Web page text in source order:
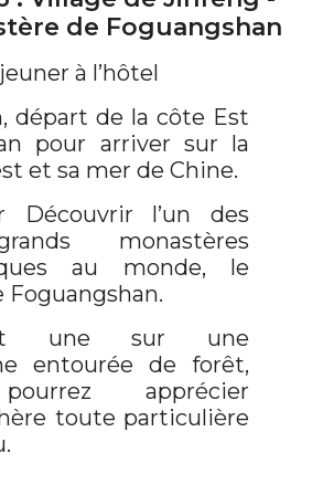
de Foguangshan
à l’hôtel
départ de la côte Est
pour arriver sur la
et sa mer de Chine.
Découvrir l’un des
monastères
au monde, le
Foguangshan.
une sur une
entourée de forêt,
apprécier
toute particulière